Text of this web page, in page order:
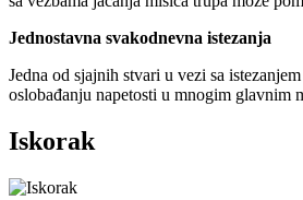
Jednostavna svakodnevna istezanja
Jedna od sjajnih stvari u vezi sa
oslobađanju napetosti u mnogim glavnim
Iskorak